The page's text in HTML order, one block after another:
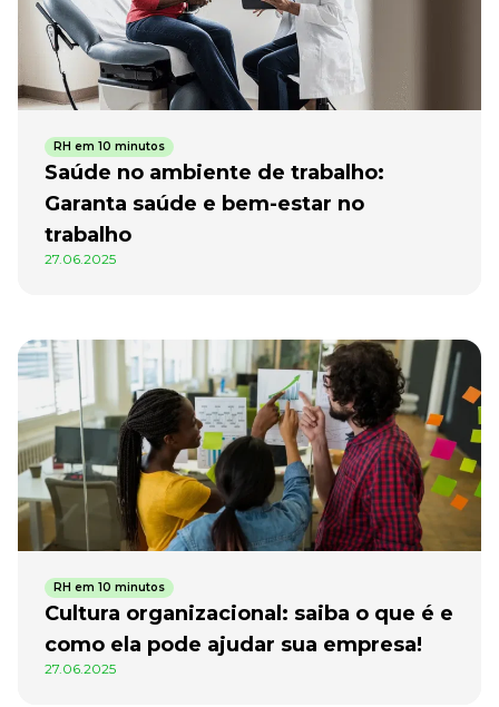
RH em 10 minutos
Saúde no ambiente de trabalho:
Garanta saúde e bem-estar no
trabalho
27.06.2025
RH em 10 minutos
Cultura organizacional: saiba o que é e
como ela pode ajudar sua empresa!
27.06.2025